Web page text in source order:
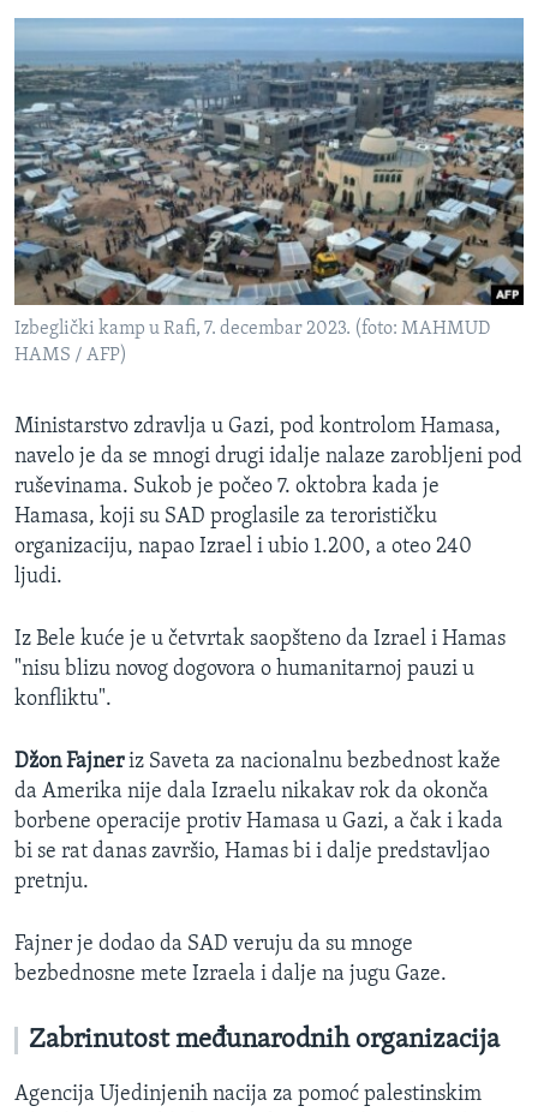
Izbeglički kamp u Rafi, 7. decembar 2023. (foto: MAHMUD
HAMS / AFP)
Ministarstvo zdravlja u Gazi, pod kontrolom Hamasa,
navelo je da se mnogi drugi idalje nalaze zarobljeni pod
ruševinama. Sukob je počeo 7. oktobra kada je
Hamasa, koji su SAD proglasile za terorističku
organizaciju, napao Izrael i ubio 1.200, a oteo 240
ljudi.
Iz Bele kuće je u četvrtak saopšteno da Izrael i Hamas
"nisu blizu novog dogovora o humanitarnoj pauzi u
konfliktu".
Džon Fajneriz Saveta za nacionalnu bezbednost kaže
da Amerika nije dala Izraelu nikakav rok da okonča
borbene operacije protiv Hamasa u Gazi, a čak i kada
bi se rat danas završio, Hamas bi i dalje predstavljao
pretnju.
Fajner je dodao da SAD veruju da su mnoge
bezbednosne mete Izraela i dalje na jugu Gaze.
Zabrinutost međunarodnih organizacija
Agencija Ujedinjenih nacija za pomoć palestinskim